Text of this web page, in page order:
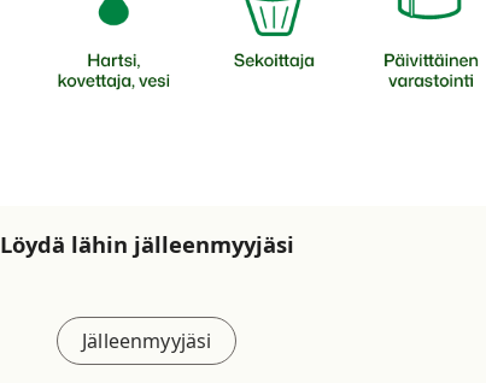
Löydä lähin jälleenmyyjäsi
Jälleenmyyjäsi